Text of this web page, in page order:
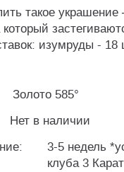
такое
изумруды -
Золото 585°
Нет в наличии
3-5 недель
клуба 3